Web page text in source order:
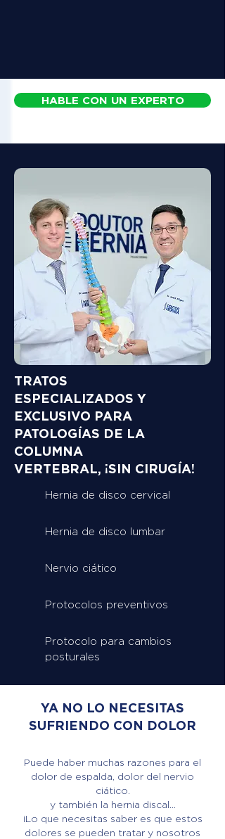
HABLE CON UN EXPERTO
TRATOS
ESPECIALIZADOS Y
EXCLUSIVO PARA
PATOLOGÍAS DE LA
COLUMNA
VERTEBRAL, ¡SIN CIRUGÍA!
Hernia de disco cervical
Hernia de disco lumbar
Nervio ciático
Protocolos preventivos
Protocolo para cambios
posturales
YA NO LO NECESITAS
SUFRIENDO CON DOLOR
Puede haber muchas razones para el
dolor de espalda, dolor del nervio
ciático.
y también la hernia discal...
¡Lo que necesitas saber es que estos
dolores se pueden tratar y nosotros